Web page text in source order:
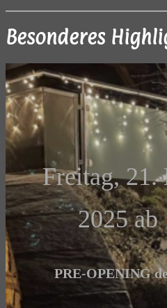
Besonderes
Freitag, 21.
2025 ab
PRE-OPENING